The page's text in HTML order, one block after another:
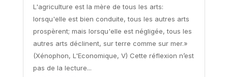
L'agriculture est la mère de tous les arts:
lorsqu'elle est bien conduite, tous les autres arts
prospèrent; mais lorsqu'elle est négligée, tous les
autres arts déclinent, sur terre comme sur mer.»
(Xénophon, L'Economique, V) Cette réflexion n’est
pas de la lecture...